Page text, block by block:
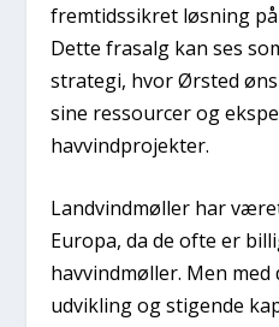
fremtidssikret løsning
Dette frasalg kan ses
strategi, hvor Ørsted
sine ressourcer og
havvindprojekter.
Landvindmøller har
Europa, da de ofte er
havvindmøller. Men
udvikling og stigende